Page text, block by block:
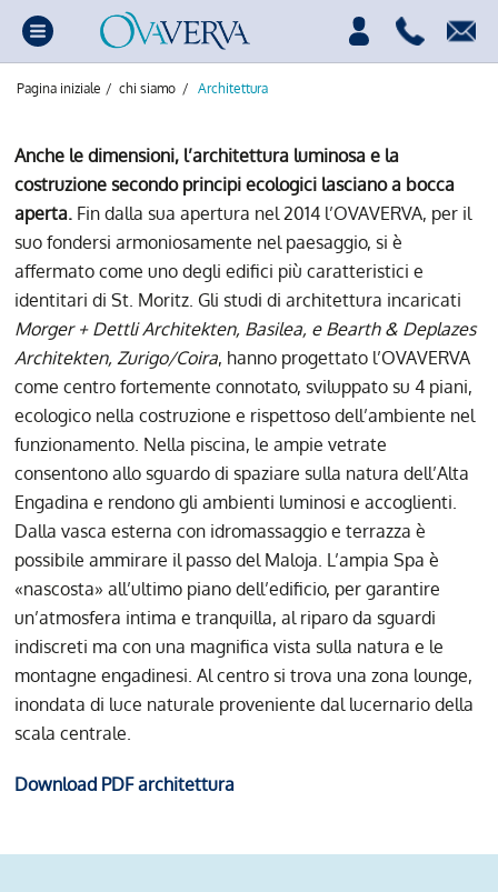
Pagina iniziale / chi siamo / Architettura
Anche le dimensioni, l’architettura luminosa e la
costruzione secondo principi ecologici lasciano a bocca
aperta. Fin dalla sua apertura nel 2014 l’OVAVERVA, per il
suo fondersi armoniosamente nel paesaggio, si è
affermato come uno degli edifici più caratteristici e
identitari di St. Moritz. Gli studi di architettura incaricati
Morger + Dettli Architekten, Basilea, e Bearth & Deplazes
Architekten, Zurigo/Coira, hanno progettato l’OVAVERVA
come centro fortemente connotato, sviluppato su 4 piani,
ecologico nella costruzione e rispettoso dell’ambiente nel
funzionamento. Nella piscina, le ampie vetrate
consentono allo sguardo di spaziare sulla natura dell’Alta
Engadina e rendono gli ambienti luminosi e accoglienti.
Dalla vasca esterna con idromassaggio e terrazza è
possibile ammirare il passo del Maloja. L’ampia Spa è
«nascosta» all’ultimo piano dell’edificio, per garantire
un’atmosfera intima e tranquilla, al riparo da sguardi
indiscreti ma con una magnifica vista sulla natura e le
montagne engadinesi. Al centro si trova una zona lounge,
inondata di luce naturale proveniente dal lucernario della
scala centrale.
Download PDF architettura